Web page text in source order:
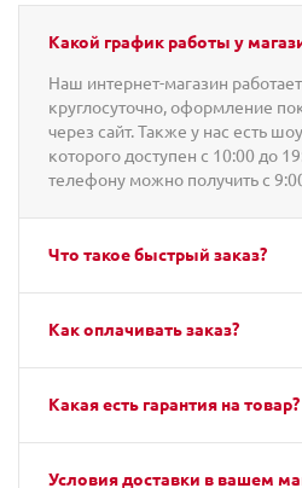
Какой график работы у
Наш интернет-магазин
круглосуточно, оформление
через сайт. Также у нас есть
которого доступен с 10:00 до
телефону можно получить с
Что такое быстрый заказ?
Как оплачивать заказ?
Какая есть гарантия на товар?
Условия доставки в вашем